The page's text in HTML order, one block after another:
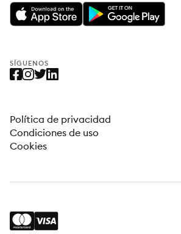
SÍGUENOS
Política de privacidad
Condiciones de uso
Cookies